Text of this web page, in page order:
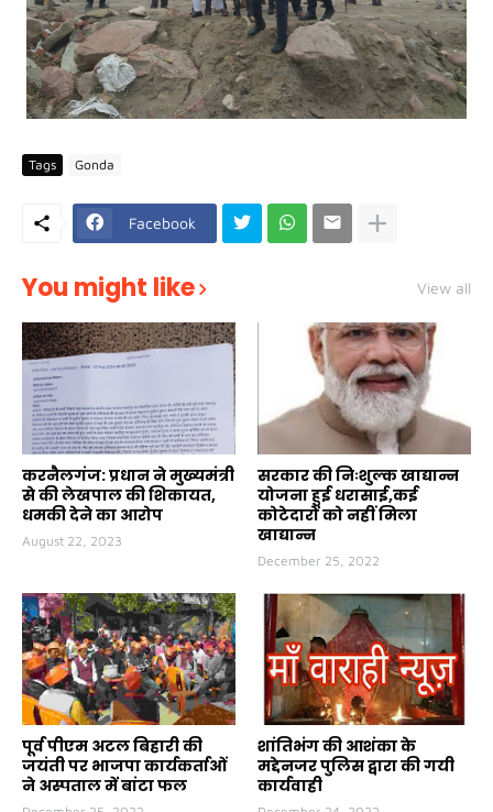
Tags Gonda
Facebook
You might like View all
करनैलगंज: प्रधान ने मुख्यमंत्री
से की लेखपाल की शिकायत,
धमकी देने का आरोप
August 22, 2023
सरकार की निःशुल्क खाद्यान्न
योजना हुई धरासाई,कई
कोटेदारों को नहीं मिला
खाद्यान्न
December 25, 2022
पूर्व पीएम अटल बिहारी की
जयंती पर भाजपा कार्यकर्ताओं
ने अस्पताल में बांटा फल
शांतिभंग की आशंका के
मद्देनजर पुलिस द्वारा की गयी
कार्यवाही